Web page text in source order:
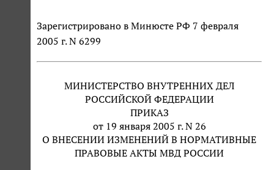
Зарегистрировано в Минюсте РФ 7 февраля
2005 г. N 6299
МИНИСТЕРСТВО ВНУТРЕННИХ ДЕЛ
РОССИЙСКОЙ ФЕДЕРАЦИИ
ПРИКАЗ
от 19 января 2005 г. N 26
О ВНЕСЕНИИ ИЗМЕНЕНИЙ В НОРМАТИВНЫЕ
ПРАВОВЫЕ АКТЫ МВД РОССИИ